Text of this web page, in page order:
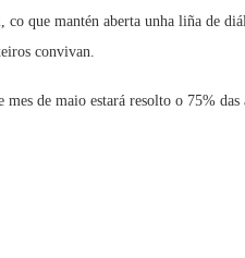
que mantén aberta unha liña de
convivan.
de maio estará resolto o 75%